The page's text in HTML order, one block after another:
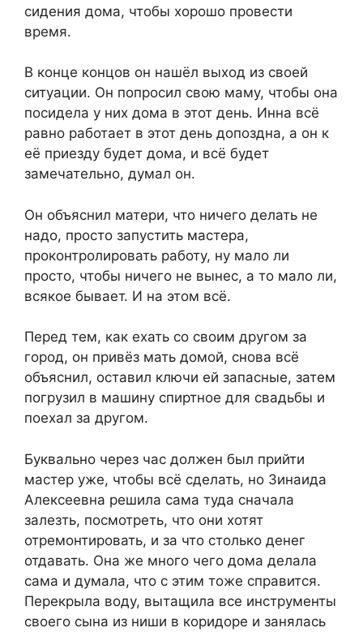
сидения дома, чтобы хорошо провести
время.
В конце концов он нашёл выход из своей
ситуации. Он попросил свою маму, чтобы она
посидела у них дома в этот день. Инна всё
равно работает в этот день допоздна, а он к
её приезду будет дома, и всё будет
замечательно, думал он.
Он объяснил матери, что ничего делать не
надо, просто запустить мастера,
проконтролировать работу, ну мало ли
просто, чтобы ничего не вынес, а то мало ли,
всякое бывает. И на этом всё.
Перед тем, как ехать со своим другом за
город, он привёз мать домой, снова всё
объяснил, оставил ключи ей запасные, затем
погрузил в машину спиртное для свадьбы и
поехал за другом.
Буквально через час должен был прийти
мастер уже, чтобы всё сделать, но Зинаида
Алексеевна решила сама туда сначала
залезть, посмотреть, что они хотят
отремонтировать, и за что столько денег
отдавать. Она же много чего дома делала
сама и думала, что с этим тоже справится.
Перекрыла воду, вытащила все инструменты
своего сына из ниши в коридоре и занялась